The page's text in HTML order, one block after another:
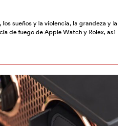
sueños y la violencia, la grandeza y la
de fuego de Apple Watch y Rolex, así